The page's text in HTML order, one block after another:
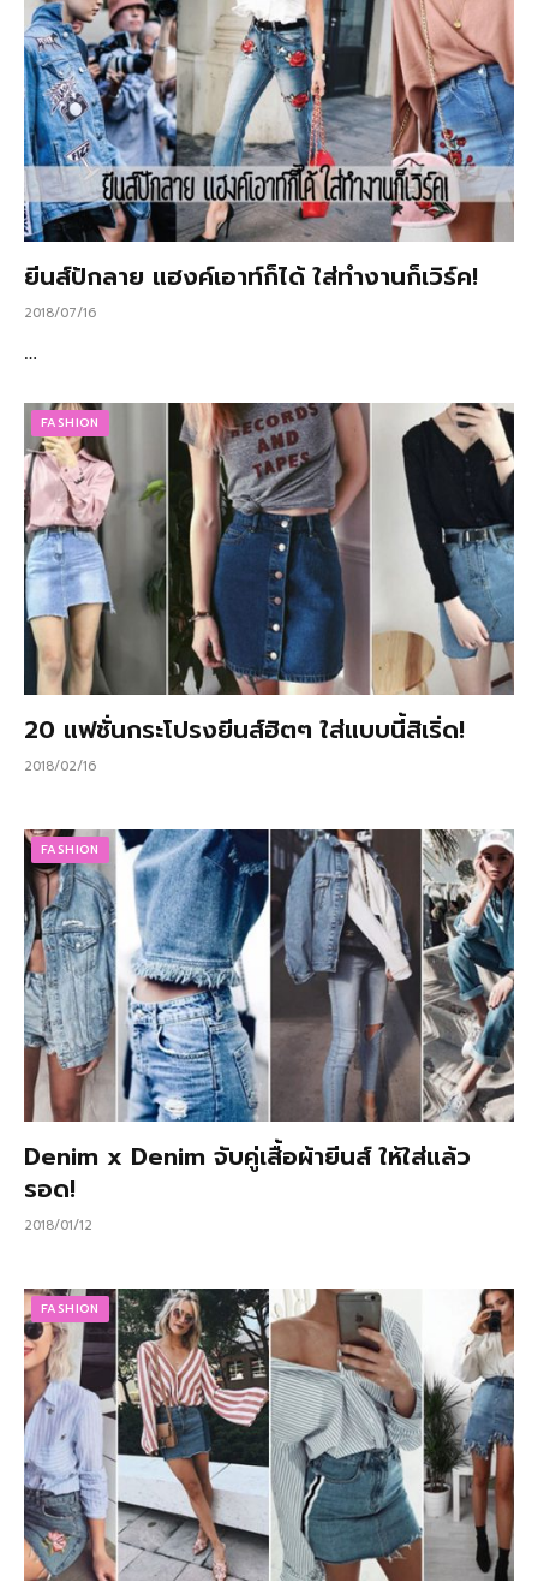
ยีนส์ปักลาย แฮงค์เอาท์ก็ได้ ใส่ทำงานก็เวิร์ค!
2018/07/16
…
FASHION
20 แฟชั่นกระโปรงยีนส์ฮิตๆ ใส่แบบนี้สิเริ่ด!
2018/02/16
FASHION
Denim x Denim จับคู่เสื้อผ้ายีนส์ ให้ใส่แล้ว
รอด!
2018/01/12
FASHION